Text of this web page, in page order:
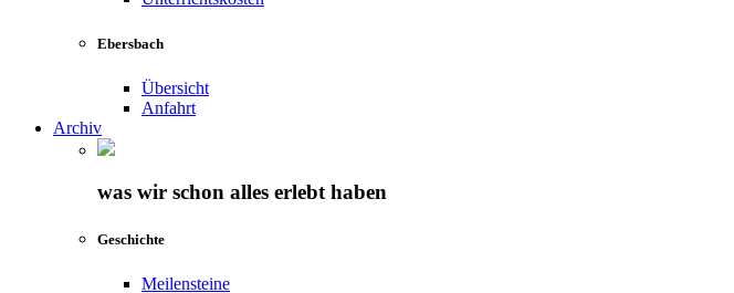
Ebersbach
Übersicht
Anfahrt
Archiv
was wir schon alles erlebt haben
Geschichte
Meilensteine